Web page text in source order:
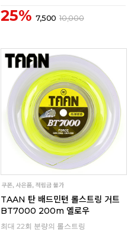
25% 7,500 10,000
TAAN 탄 배드민턴 롤스트링 거트
BT7000 200m 옐로우
최대 22회 분량의 롤스트링